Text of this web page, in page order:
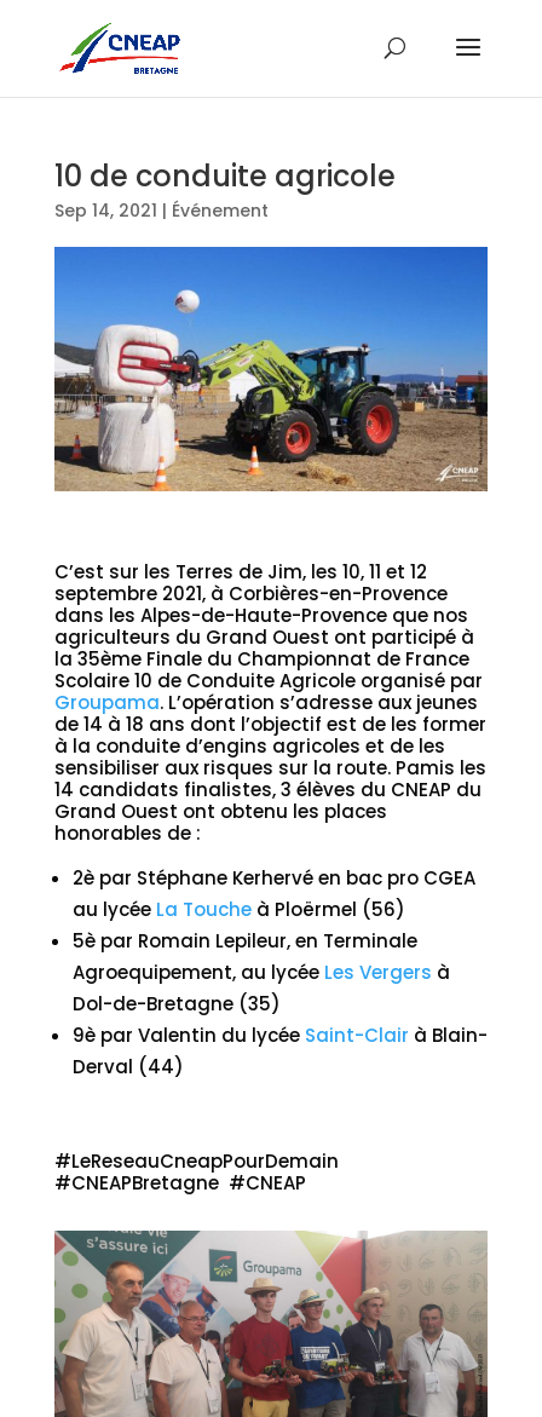
10 de conduite agricole
Sep 14, 2021 | Événement
C’est sur les Terres de Jim, les 10, 11 et 12
septembre 2021, à Corbières-en-Provence
dans les Alpes-de-Haute-Provence que nos
agriculteurs du Grand Ouest ont participé à
la 35ème Finale du Championnat de France
Scolaire 10 de Conduite Agricole organisé par
Groupama. L’opération s’adresse aux jeunes
de 14 à 18 ans dont l’objectif est de les former
à la conduite d’engins agricoles et de les
sensibiliser aux risques sur la route. Pamis les
14 candidats finalistes, 3 élèves du CNEAP du
Grand Ouest ont obtenu les places
honorables de :
2è par Stéphane Kerhervé en bac pro CGEA
au lycée La Toucheà Ploërmel (56)
5è par Romain Lepileur, en Terminale
Agroequipement, au lycée Les Vergers à
Dol-de-Bretagne (35)
9è par Valentin du lycée Saint-Clair à Blain-
Derval (44)
#LeReseauCneapPourDemain
#CNEAPBretagne #CNEAP